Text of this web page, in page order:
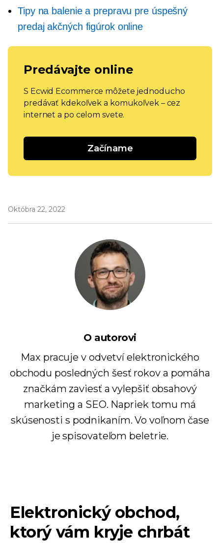
Tipy na balenie a prepravu pre úspešný
predaj akčných figúrok online
Predávajte online
S Ecwid Ecommerce môžete jednoducho
predávať kdekoľvek a komukoľvek – cez
internet a po celom svete.
Začíname
Októbra 22, 2022
O autorovi
Max pracuje v odvetví elektronického
obchodu posledných šesť rokov a pomáha
značkám zaviesť a vylepšiť obsahový
marketing a SEO. Napriek tomu má
skúsenosti s podnikaním. Vo voľnom čase
je spisovateľom beletrie.
Elektronický obchod,
ktorý vám kryje chrbát